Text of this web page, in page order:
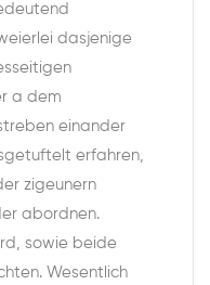
dasjenige
a dem
einander
erfahren,
zigeunern
abordnen.
sowie beide
Wesentlich